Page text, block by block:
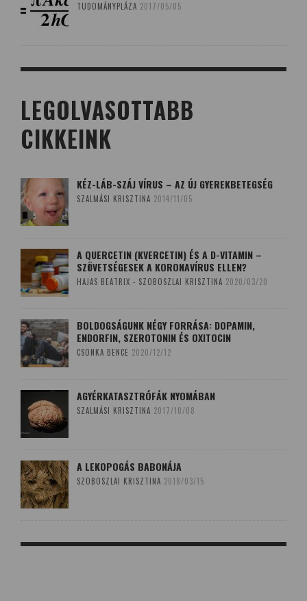
TUDOMÁNYPLÁZA 2017/05/05
LEGOLVASOTTABB
CIKKEINK
KÉZ-LÁB-SZÁJ VÍRUS – AZ ÚJ GYEREKBETEGSÉG
SZALMÁSI KRISZTINA 2014/11/05
A QUERCETIN (KVERCETIN) ÉS A D-VITAMIN –
SZÖVETSÉGESEK A KORONAVÍRUS ELLEN?
HAJAS BEATRIX - SZOBOSZLAI KRISZTINA 2020/03/20
BOLDOGSÁGUNK NÉGY FORRÁSA: DOPAMIN,
ENDORFIN, SZEROTONIN ÉS OXITOCIN
CSONKA BENCE 2020/12/12
AGYÉRKATASZTRÓFÁK NYOMÁBAN
SZALMÁSI KRISZTINA 2017/10/08
A LEKOPOGÁS BABONÁJA
SZOBOSZLAI KRISZTINA 2018/03/15